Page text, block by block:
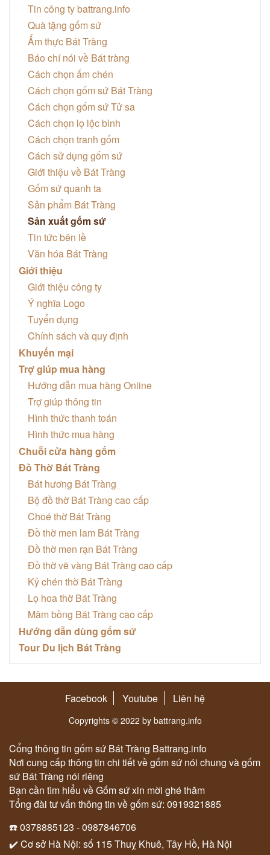
Tin công ty battrang.info
Quà tặng gốm sứ
Ẩm thực Bát Tràng
Báo chí nói về Bát tràng
Cách chọn ấm chén
Cách chọn gốm sứ Bát Tràng
Cách chọn gốm sứ Tử sa
Cách chọn lọ lộc bình
Cách chọn tranh gốm
Cách sử dụng gốm sứ
Giới thiệu về Bát Tràng
Gốm sứ quanh ta
Sản phẩm Bát Tràng
Sản xuất gốm sứ
Tin tức bên lề
Văn hóa Bát Tràng
Giới thiệu
Giới thiệu công ty
Ý nghĩa Logo
Tuyển dụng
Chính sách và quy định
Khuyến mại
Trợ giúp mua hàng
Hướng dẫn mua hàng Online
Trợ giúp thông tin
Hình thức thanh toán
Hình thức mua hàng
Chuỗi cửa hàng gốm
Đồ Thờ Bát Tràng
Bát hương Bát Tràng
Bộ đồ thờ Bát Tràng cao cấp
Choé thờ Bát Tràng
Đồ thờ men lam Bát Tràng
Đồ thờ men rạn Bát Tràng
Đồ thờ vẽ vàng Bát Tràng cao cấp
Kỷ chén thờ Bát Tràng
Lọ hoa thờ Bát Tràng
Mâm bồng Bát Tràng cao cấp
Hướng dẫn dùng gốm sứ
Tour Du lịch Bát Tràng
Facebook Youtube Liên hệ
Copyrights © 2022 by battrang.info
Cổng thông tin gốm sứ Bát Tràng Battrang.info
Nơi cung cấp thông tin chi tiết về gốm sứ nói chung và gốm
sứ Bát Tràng nói riêng
Bạn cần tìm hiểu về Gốm sứ xin mời ghé thăm
Tổng đài tư vấn thông tin về gốm sứ: 0919321885
☎️ 0378885123 - 0987846706
✔️ Cơ sở Hà Nội: số 115 Thuỵ Khuê, Tây Hồ, Hà Nội